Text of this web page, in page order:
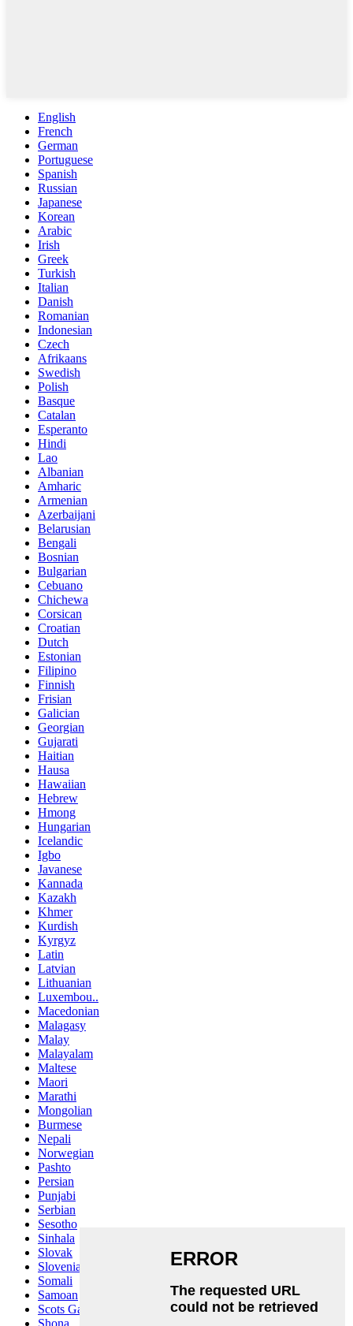
English
French
German
Portuguese
Spanish
Russian
Japanese
Korean
Arabic
Irish
Greek
Turkish
Italian
Danish
Romanian
Indonesian
Czech
Afrikaans
Swedish
Polish
Basque
Catalan
Esperanto
Hindi
Lao
Albanian
Amharic
Armenian
Azerbaijani
Belarusian
Bengali
Bosnian
Bulgarian
Cebuano
Chichewa
Corsican
Croatian
Dutch
Estonian
Filipino
Finnish
Frisian
Galician
Georgian
Gujarati
Haitian
Hausa
Hawaiian
Hebrew
Hmong
Hungarian
Icelandic
Igbo
Javanese
Kannada
Kazakh
Khmer
Kurdish
Kyrgyz
Latin
Latvian
Lithuanian
Luxembou..
Macedonian
Malagasy
Malay
Malayalam
Maltese
Maori
Marathi
Mongolian
Burmese
Nepali
Norwegian
Pashto
Persian
Punjabi
Serbian
Sesotho
Sinhala
Slovak
Slovenian
Somali
Samoan
Scots Gaelic
Shona